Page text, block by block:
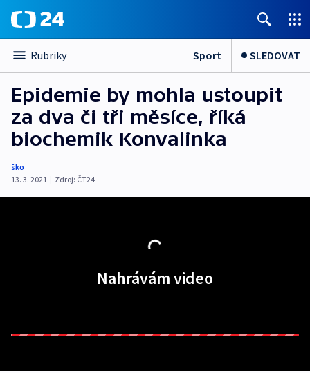
Rubriky Sport SLEDOVAT
Epidemie by mohla ustoupit
za dva či tři měsíce, říká
biochemik Konvalinka
ško
13. 3. 2021 | Zdroj: ČT24
Nahrávám video